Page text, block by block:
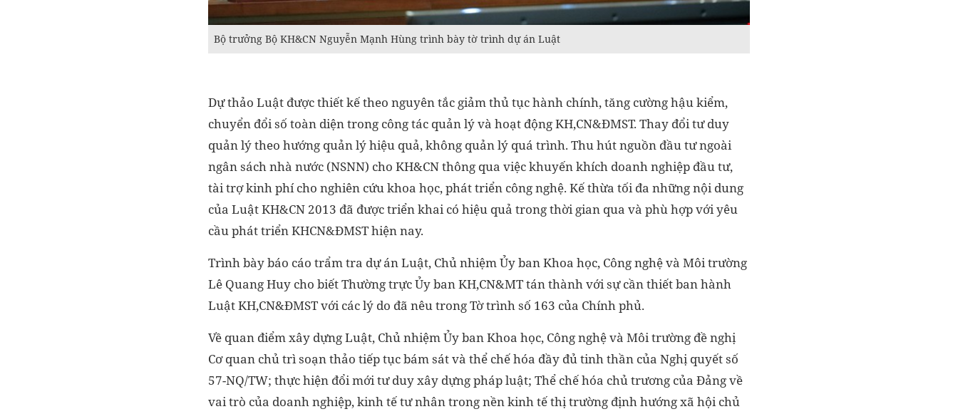
Bộ trưởng Bộ KH&CN Nguyễn Mạnh Hùng trình bày tờ trình dự án Luật
Dự thảo Luật được thiết kế theo nguyên tắc giảm thủ tục hành chính, tăng cường hậu kiểm,
chuyển đổi số toàn diện trong công tác quản lý và hoạt động KH,CN&ĐMST. Thay đổi tư duy
quản lý theo hướng quản lý hiệu quả, không quản lý quá trình. Thu hút nguồn đầu tư ngoài
ngân sách nhà nước (NSNN) cho KH&CN thông qua việc khuyến khích doanh nghiệp đầu tư,
tài trợ kinh phí cho nghiên cứu khoa học, phát triển công nghệ. Kế thừa tối đa những nội dung
của Luật KH&CN 2013 đã được triển khai có hiệu quả trong thời gian qua và phù hợp với yêu
cầu phát triển KHCN&ĐMST hiện nay.
Trình bày báo cáo trẩm tra dự án Luật, Chủ nhiệm Ủy ban Khoa học, Công nghệ và Môi trường
Lê Quang Huy cho biết Thường trực Ủy ban KH,CN&MT tán thành với sự cần thiết ban hành
Luật KH,CN&ĐMST với các lý do đã nêu trong Tờ trình số 163 của Chính phủ.
Về quan điểm xây dựng Luật, Chủ nhiệm Ủy ban Khoa học, Công nghệ và Môi trường đề nghị
Cơ quan chủ trì soạn thảo tiếp tục bám sát và thể chế hóa đầy đủ tinh thần của Nghị quyết số
57-NQ/TW; thực hiện đổi mới tư duy xây dựng pháp luật; Thể chế hóa chủ trương của Đảng về
vai trò của doanh nghiệp, kinh tế tư nhân trong nền kinh tế thị trường định hướng xã hội chủ